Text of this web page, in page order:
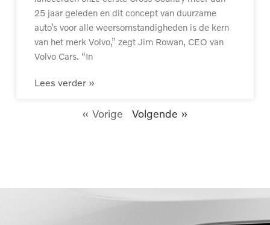
25 jaar geleden en dit concept van duurzame
auto’s voor alle weersomstandigheden is de kern
van het merk Volvo,” zegt Jim Rowan, CEO van
Volvo Cars. “In
Lees verder »
« Vorige Volgende »